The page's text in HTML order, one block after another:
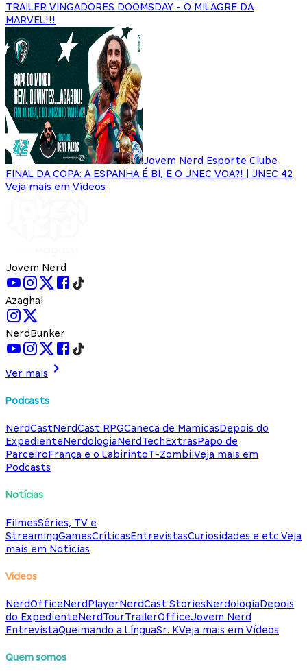
TRAILER VINGADORES DOOMSDAY - O MILAGRE DA
MARVEL!!!
Jovem Nerd Esporte Clube
FINAL DA COPA: A ESPANHA É BI, E O JNEC VOA?! | JNEC 42
Veja mais em Vídeos
Jovem Nerd
Azaghal
NerdBunker
Ver mais
Podcasts
NerdCastNerdCast RPGCaneca de MamicasDepois do
ExpedienteNerdologiaNerdTechExtrasPapo de
ParceiroFrança e o LabirintoT-ZombiiVeja mais em
Podcasts
Notícias
FilmesSéries, TV e
StreamingGamesCríticasEntrevistasCuriosidades e etc.Veja
mais em Notícias
Vídeos
NerdOfficeNerdPlayerNerdCast StoriesNerdologiaDepois
do ExpedienteNerdTourTrailerOfficeJovem Nerd
EntrevistaQueimando a LínguaSr. KVeja mais em Vídeos
Quem somos